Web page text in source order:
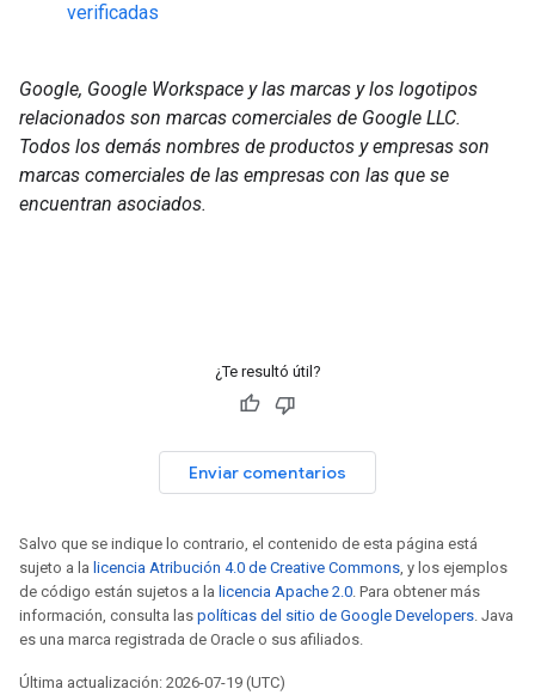
verificadas
Google, Google Workspace y las marcas y los logotipos
relacionados son marcas comerciales de Google LLC.
Todos los demás nombres de productos y empresas son
marcas comerciales de las empresas con las que se
encuentran asociados.
¿Te resultó útil?
Enviar comentarios
Salvo que se indique lo contrario, el contenido de esta página está
sujeto a la licencia Atribución 4.0 de Creative Commons, y los ejemplos
de código están sujetos a la licencia Apache 2.0. Para obtener más
información, consulta las políticas del sitio de Google Developers. Java
es una marca registrada de Oracle o sus afiliados.
Última actualización: 2026-07-19 (UTC)